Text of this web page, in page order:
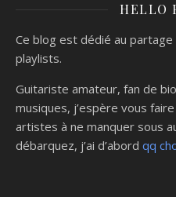
HELLO
Ce blog est dédié au
playlists.
Guitariste amateur, fan de
musiques, j’espère vous
artistes à ne manquer sous
débarquez, j’ai d’abord qq